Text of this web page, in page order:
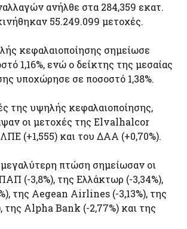
ανήλθε στα 284,359 εκατ.
55.249.099 μετοχές.
κεφαλαιοποίησης σημείωσε
1,16%, ενώ ο δείκτης της μεσαίας
υποχώρησε σε ποσοστό 1,38%.
της υψηλής κεφαλαιοποίησης,
οι μετοχές της Elvalhalcor
(+1,555) και του ΔΑΑ (+0,70%).
πτώση σημείωσαν οι
(-3,8%), της Ελλάκτωρ (-3,34%),
της Aegean Airlines (-3,13%), της
της Alpha Bank (-2,77%) και της